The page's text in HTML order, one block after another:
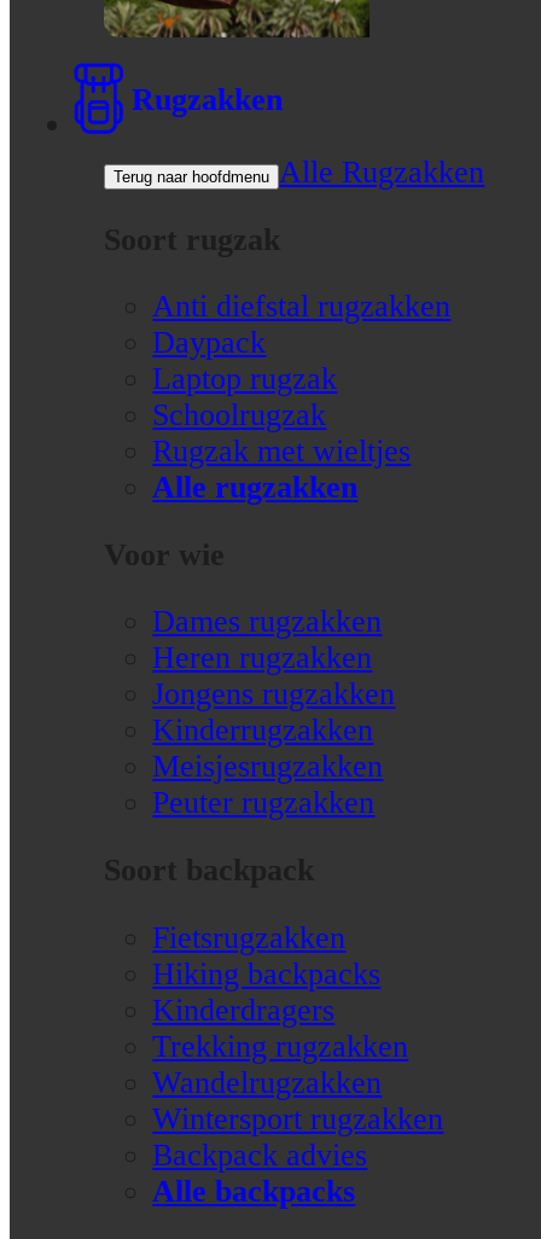
Rugzakken
Terug naar hoofdmenu Alle Rugzakken
Soort rugzak
Anti diefstal rugzakken
Daypack
Laptop rugzak
Schoolrugzak
Rugzak met wieltjes
Alle rugzakken
Voor wie
Dames rugzakken
Heren rugzakken
Jongens rugzakken
Kinderrugzakken
Meisjesrugzakken
Peuter rugzakken
Soort backpack
Fietsrugzakken
Hiking backpacks
Kinderdragers
Trekking rugzakken
Wandelrugzakken
Wintersport rugzakken
Backpack advies
Alle backpacks